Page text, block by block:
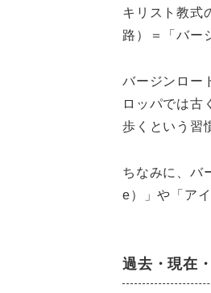
キリスト教式
路）＝「バー
バージンロー
ロッパでは古
歩くという習
ちなみに、バ
e）」や「ア
過去・現在